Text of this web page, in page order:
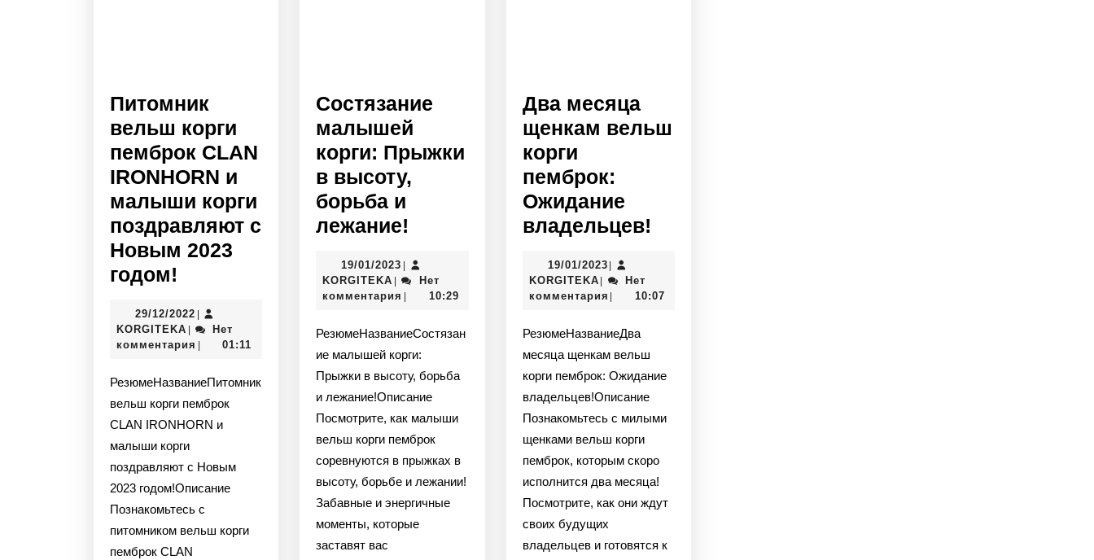
Питомник
вельш корги
пемброк CLAN
IRONHORN и
малыши корги
поздравляют с
Новым 2023
годом!
29/12/2022
KORGITEKA
Нет
комментария
01:11
РезюмеНазваниеПитомник
вельш корги пемброк
CLAN IRONHORN и
малыши корги
поздравляют с Новым
2023 годом!Описание
Познакомьтесь с
питомником вельш корги
пемброк CLAN
Состязание
малышей
корги: Прыжки
в высоту,
борьба и
лежание!
19/01/2023
KORGITEKA
Нет
комментария
10:29
РезюмеНазваниеСостязан
ие малышей корги:
Прыжки в высоту, борьба
и лежание!Описание
Посмотрите, как малыши
вельш корги пемброк
соревнуются в прыжках в
высоту, борьбе и лежании!
Забавные и энергичные
моменты, которые
заставят вас
Два месяца
щенкам вельш
корги
пемброк:
Ожидание
владельцев!
19/01/2023
KORGITEKA
Нет
комментария
10:07
РезюмеНазваниеДва
месяца щенкам вельш
корги пемброк: Ожидание
владельцев!Описание
Познакомьтесь с милыми
щенками вельш корги
пемброк, которым скоро
исполнится два месяца!
Посмотрите, как они ждут
своих будущих
владельцев и готовятся к